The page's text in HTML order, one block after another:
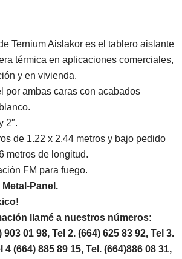
Ternium Aislakor es el tablero aislante
térmica en aplicaciones comerciales,
y en vivienda.
por ambas caras con acabados
2″.
de 1.22 x 2.44 metros y bajo pedido
metros de longitud.
FM para fuego.
Metal-Panel.
llamé a nuestros números:
903 01 98, Tel 2. (664) 625 83 92, Tel 3.
4 (664) 885 89 15, Tel. (664)886 08 31,